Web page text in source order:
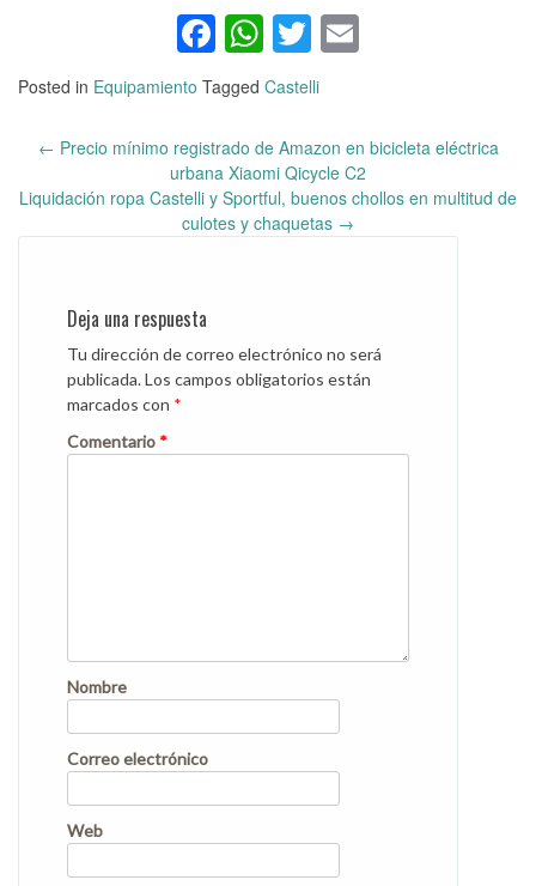
Facebook
WhatsApp
Twitter
Posted in Equipamiento Tagged Castelli
navigation
← Precio mínimo registrado de Amazon en bicicleta eléctrica
urbana Xiaomi Qicycle C2
Liquidación ropa Castelli y Sportful, buenos chollos en multitud de
culotes y chaquetas →
Deja una respuesta
Tu dirección de correo electrónico no será
publicada.Los campos obligatorios están
marcados con *
Comentario *
Nombre
Correo electrónico
Web